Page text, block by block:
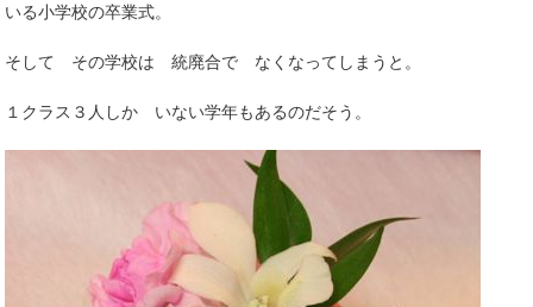
いる小学校の卒業式。
そして その学校は 統廃合で なくなってしまうと。
１クラス３人しか いない学年もあるのだそう。